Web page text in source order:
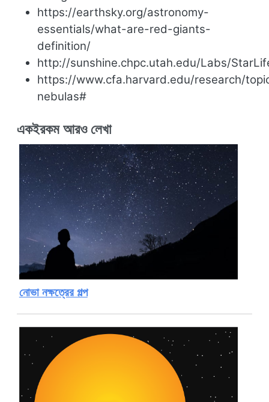
https://earthsky.org/astronomy-
essentials/what-are-red-giants-
definition/
http://sunshine.chpc.utah.edu/Labs/
https://www.cfa.harvard.edu/research/
nebulas#
একইরকম আরও লেখা
নোভা নক্ষত্রের গল্প